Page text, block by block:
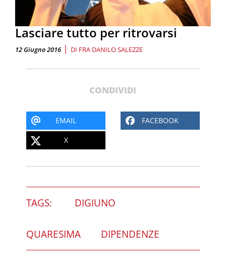
Lasciare tutto per ritrovarsi
12 Giugno 2016 | DI FRA DANILO SALEZZE
CONDIVIDI
EMAIL FACEBOOK
X
TAGS: DIGIUNO
QUARESIMA DIPENDENZE